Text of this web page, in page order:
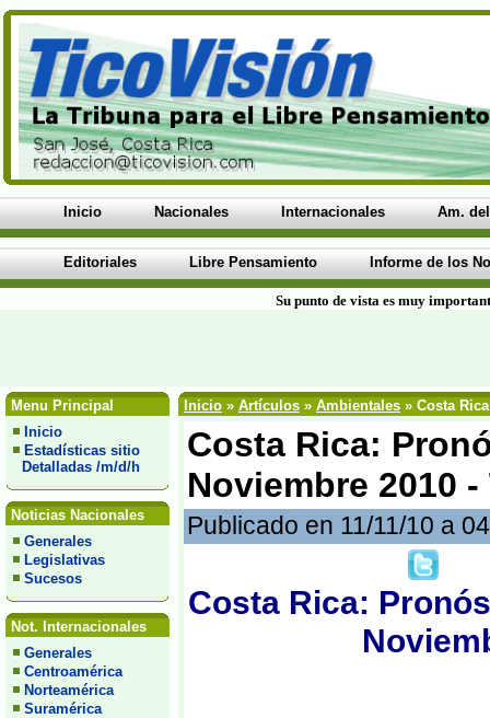
Inicio Nacionales Internacionales Am.
Editoriales Libre Pensamiento Informe de los
Su punto de vista es muy
Menu Principal
Inicio
Estadísticas sitio
Detalladas /m/d/h
Noticias Nacionales
Generales
Legislativas
Sucesos
Not. Internacionales
Generales
Centroamérica
Norteamérica
Suramérica
Inicio » Artículos » Ambientales » Costa
Costa Rica:
Noviembre 2010
Publicado en 11/11/10 a
Costa Rica: